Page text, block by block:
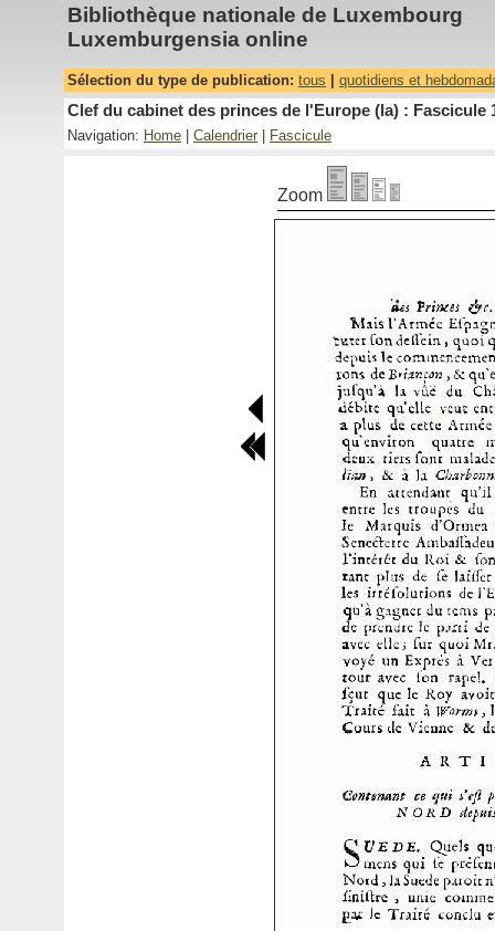
Bibliothèque nationale de Luxembourg
Luxemburgensia online
Sélection du type de publication: tous quotidiens et
Clef du cabinet des princes de l'Europe (la) : Fascicule
Navigation: Home Calendrier Fascicule
Zoom